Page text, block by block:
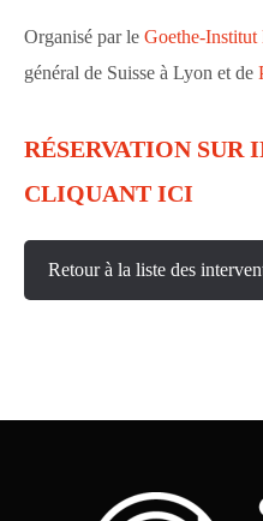
Organisé par le Goethe-Institut
général de Suisse à Lyon et de
RÉSERVATION SUR
CLIQUANT ICI
Retour à la liste des